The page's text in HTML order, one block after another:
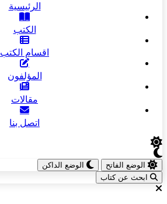
الرئيسية
الكتب
اقسام الكتب
المؤلفون
مقالات
اتصل بنا
الوضع الفاتح
الوضع الداكن
ابحث عن كتاب